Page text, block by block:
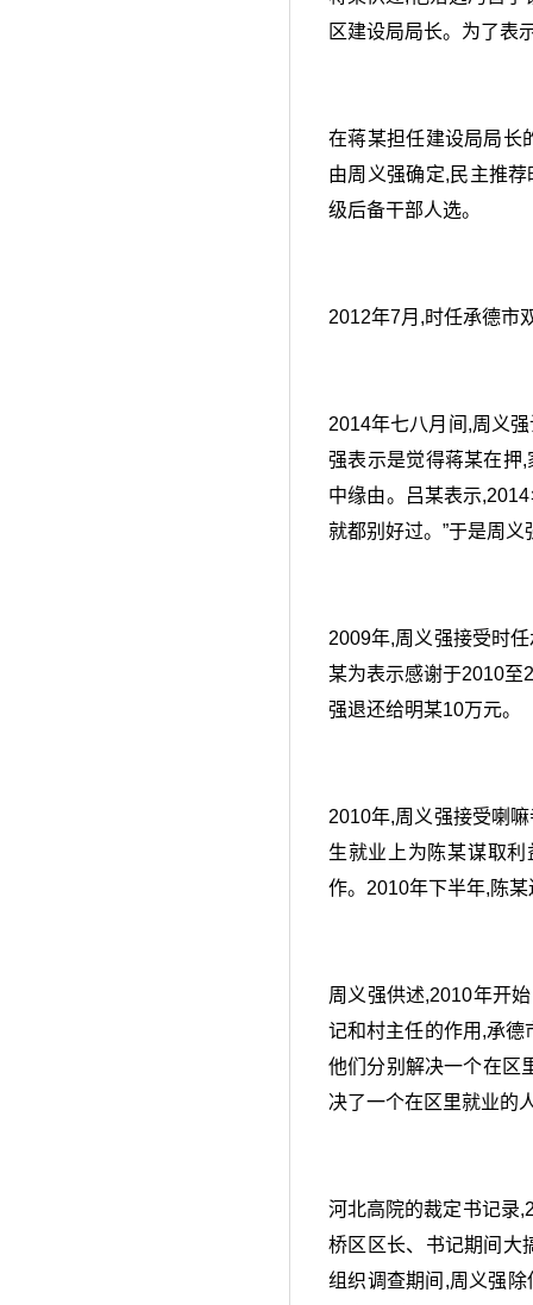
区建设局局长。为了表
在蒋某担任建设局局长
由周义强确定,民主推
级后备干部人选。
2012年7月,时任承德市
2014年七八月间,周义
强表示是觉得蒋某在押
中缘由。吕某表示
就都别好过。”于是周
2009年,周义强接受时
某为表示感谢于2010至
强退还给明某10万元。
2010年,周义强接受喇
生就业上为陈某谋取
作。2010年下半年,陈
周义强供述,2010年开
记和村主任的作用,承德
他们分别解决一个在区
决了一个在区里就业的
河北高院的裁定书记录
桥区区长、书记期间大
组织调查期间,周义强